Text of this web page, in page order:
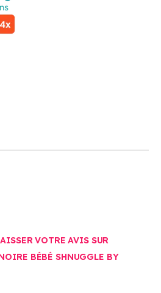
VOTRE AVIS SUR
BÉBÉ SHNUGGLE BY